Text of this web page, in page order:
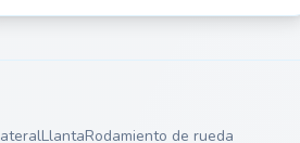
LlantaRodamiento de rueda